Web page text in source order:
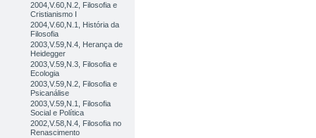
2004,V.60,N.2, Filosofia e
Cristianismo I
2004,V.60,N.1, História da
Filosofia
2003,V.59,N.4, Herança de
Heidegger
2003,V.59,N.3, Filosofia e
Ecologia
2003,V.59,N.2, Filosofia e
Psicanálise
2003,V.59,N.1, Filosofia
Social e Política
2002,V.58,N.4, Filosofia no
Renascimento